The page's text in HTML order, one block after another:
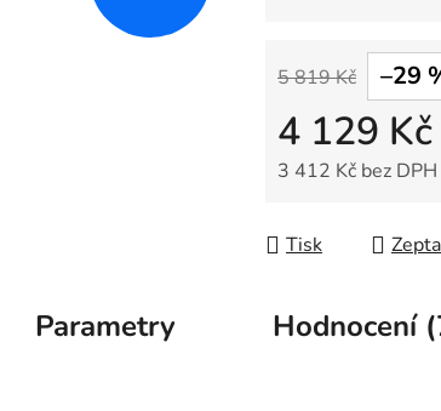
5 819 Kč –29
4 129 Kč
3 412 Kč bez DPH
Tisk
Parametry Hodnocení